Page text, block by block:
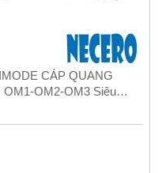
QUANG
OM1-OM2-OM3 Siêu